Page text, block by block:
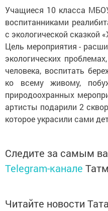
Учащиеся 10 класса
воспитанниками
с экологической сказкой
Цель мероприятия -
экологических
человека, воспитать
ко всему живому,
природоохранных
артисты подарили 2
которое украсили сами
Следите за самым
Telegram-канале
Читайте новости